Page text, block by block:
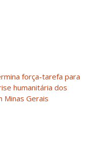
força-tarefa para
humanitária dos
Minas Gerais